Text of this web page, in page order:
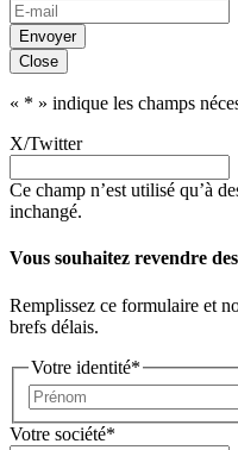
Envoyer
Close
« * » indique les champs
X/Twitter
Ce champ n’est utilisé qu’à
inchangé.
Vous souhaitez revendre
Remplissez ce formulaire et
brefs délais.
Votre identité*
Votre société*